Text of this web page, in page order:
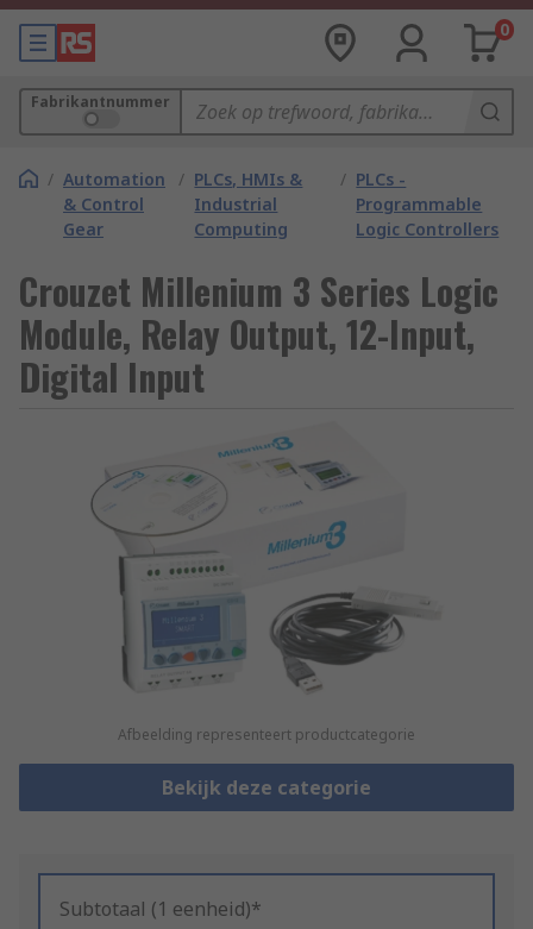
0
Fabrikantnummer
/ Automation
& Control
Gear
/ PLCs, HMIs &
Industrial
Computing
/ PLCs -
Programmable
Logic Controllers
Crouzet Millenium 3 Series Logic
Module, Relay Output, 12-Input,
Digital Input
Afbeelding representeert productcategorie
Bekijk deze categorie
Subtotaal (1 eenheid)*